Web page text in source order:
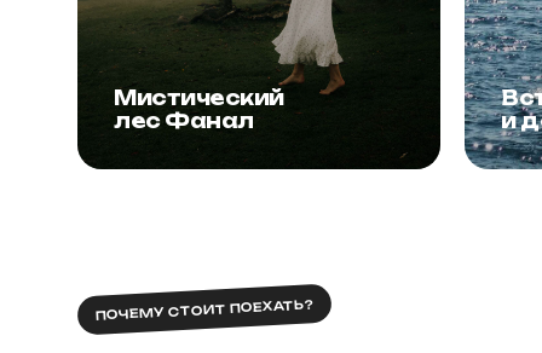
Мистический
лес Фанал
и
ПОЧЕМУ СТОИТ ПОЕХАТЬ?